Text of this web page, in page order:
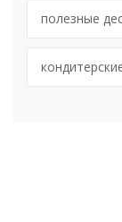
полезные